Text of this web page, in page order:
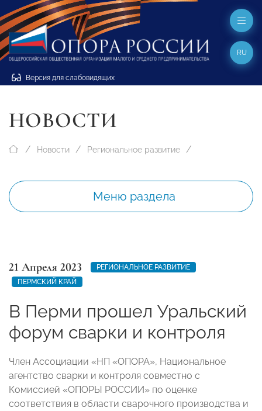
Версия для слабовидящих
RU
НОВОСТИ
Новости Региональное развитие
Меню раздела
21 Апреля 2023
РЕГИОНАЛЬНОЕ РАЗВИТИЕ
ПЕРМСКИЙ КРАЙ
В Перми прошел Уральский
форум сварки и контроля
Член Ассоциации «НП «ОПОРА», Национальное
агентство сварки и контроля совместно с
Комиссией «ОПОРЫ РОССИИ» по оценке
соответствия в области сварочного производства и